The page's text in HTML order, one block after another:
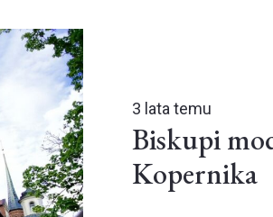
3 lata temu
Biskupi
Kopernika